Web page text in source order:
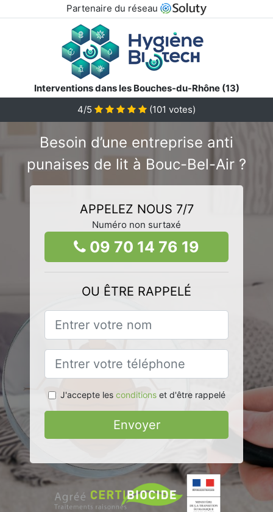
Partenaire du réseau
Interventions dans les Bouches-du-Rhône (13)
4/5
(101 votes)
Besoin d’une entreprise anti
punaises de lit à Bouc-Bel-Air ?
APPELEZ NOUS 7/7
Numéro non surtaxé
09 70 14 76 19
OU ÊTRE RAPPELÉ
J'accepte les conditionset d'être rappelé
Envoyer